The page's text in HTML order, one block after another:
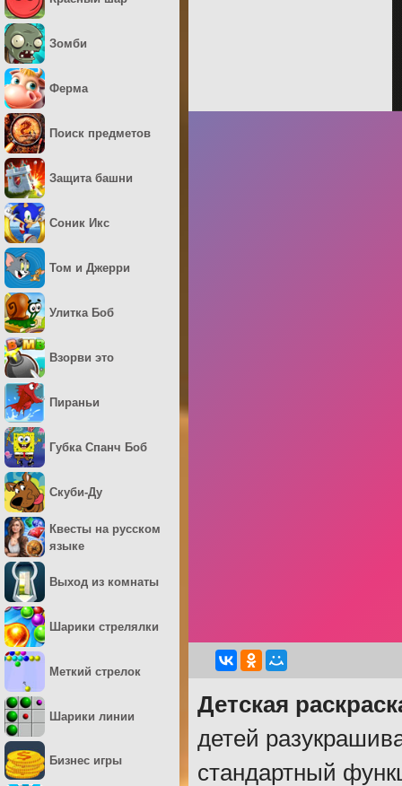
Детская
детей
стандартный
Зомби
Ферма
Поиск предметов
Защита башни
Соник Икс
Том и Джерри
Улитка Боб
Взорви это
Пираньи
Губка Спанч Боб
Скуби-Ду
Квесты на русском
языке
Выход из комнаты
Шарики стрелялки
Меткий стрелок
Шарики линии
Бизнес игры